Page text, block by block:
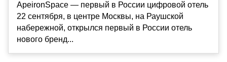
ApeironSpace — первый в России цифровой отель
22 сентября, в центре Москвы, на Раушской
набережной, открылся первый в России отель
нового бренд...